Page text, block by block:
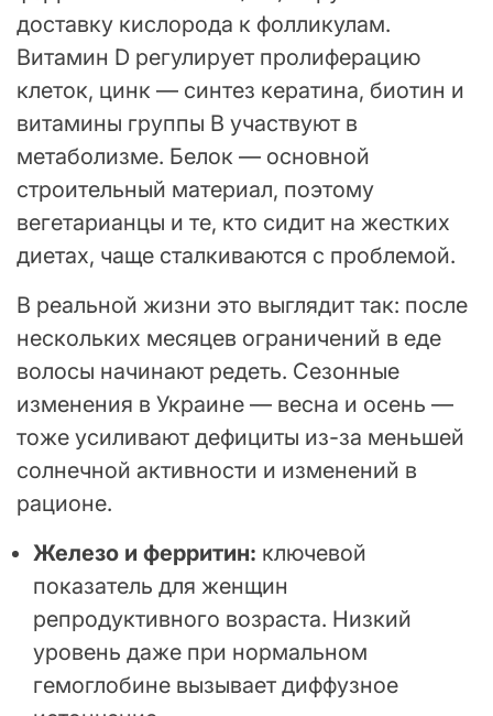
доставку кислорода к фолликулам.
Витамин D регулирует пролиферацию
клеток, цинк — синтез кератина, биотин и
витамины группы B участвуют в
метаболизме. Белок — основной
строительный материал, поэтому
вегетарианцы и те, кто сидит на жестких
диетах, чаще сталкиваются с проблемой.
В реальной жизни это выглядит так: после
нескольких месяцев ограничений в еде
волосы начинают редеть. Сезонные
изменения в Украине — весна и осень —
тоже усиливают дефициты из-за меньшей
солнечной активности и изменений в
рационе.
Железо и ферритин: ключевой
показатель для женщин
репродуктивного возраста. Низкий
уровень даже при нормальном
гемоглобине вызывает диффузное